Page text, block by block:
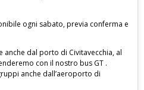
ogni sabato, previa conferma e
anche dal porto di Civitavecchia, al
con il nostro bus GT .
anche dall’aeroporto di